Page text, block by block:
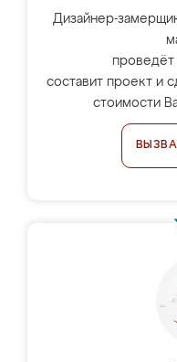
Дизайнер-
проведёт
составит проект и
стоимости